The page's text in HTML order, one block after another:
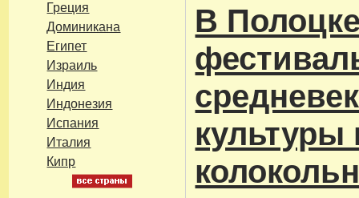
Греция
Доминикана
Египет
Израиль
Индия
Индонезия
Испания
Италия
Кипр
В
культуры